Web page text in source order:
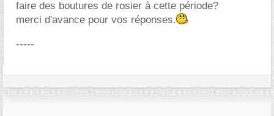
faire des boutures de rosier à cette période?
merci d'avance pour vos réponses.
-----